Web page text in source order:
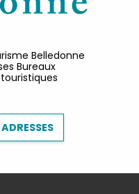
Belledonne
Bureaux